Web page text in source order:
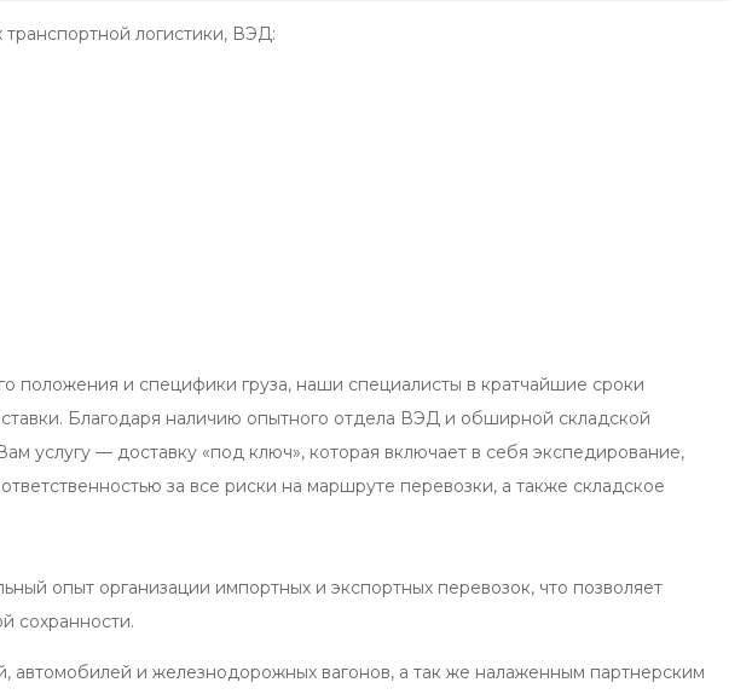
транспортной логистики, ВЭД:
положения и специфики груза, наши специалисты в кратчайшие сроки
Благодаря наличию опытного отдела ВЭД и обширной складской
услугу — доставку «под ключ», которая включает в себя экспедирование,
за все риски на маршруте перевозки, а также складское
опыт организации импортных и экспортных перевозок, что позволяет
сохранности.
автомобилей и железнодорожных вагонов, а так же налаженным партнерским